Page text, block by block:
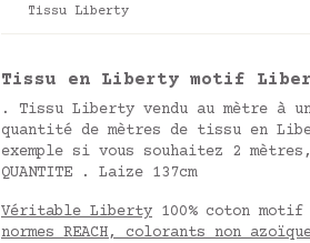
Tissu Liberty
Tissu en Liberty motif
. Tissu Liberty vendu au mètre à
quantité de mètres de tissu en
exemple si vous souhaitez 2
QUANTITE . Laize 137cm
Véritable Liberty 100% coton
normes REACH, colorants non